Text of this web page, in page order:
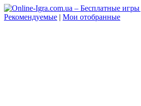
Рекомендуемые | Мои отобранные